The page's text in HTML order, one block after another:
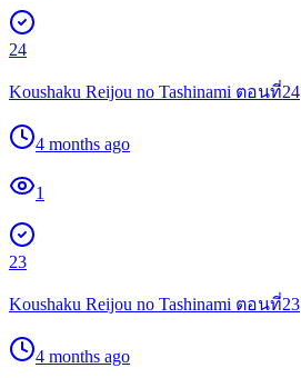
24
Koushaku Reijou no Tashinami ตอนที่24
4 months ago
1
23
Koushaku Reijou no Tashinami ตอนที่23
4 months ago